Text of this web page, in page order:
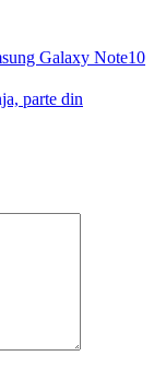
Galaxy Note10
parte din